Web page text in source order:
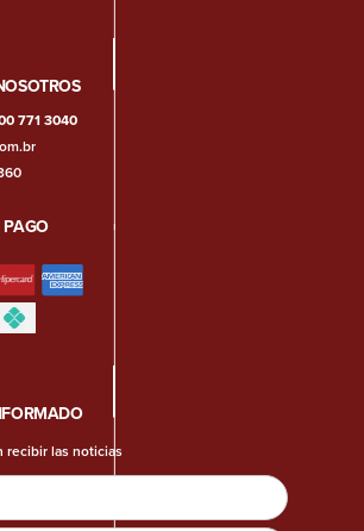
771 3040
PAGO
recibir las noticias